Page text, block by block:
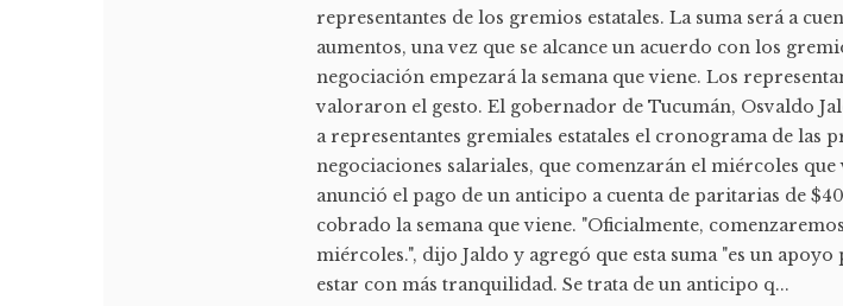
representantes de los gremios estatales. La suma será a
aumentos, una vez que se alcance un acuerdo con los
negociación empezará la semana que viene. Los
valoraron el gesto. El gobernador de Tucumán, Osvaldo
a representantes gremiales estatales el cronograma de las
negociaciones salariales, que comenzarán el miércoles
anunció el pago de un anticipo a cuenta de paritarias de
cobrado la semana que viene. "Oficialmente,
miércoles.", dijo Jaldo y agregó que esta suma "es un apoyo
estar con más tranquilidad. Se trata de un anticipo q...